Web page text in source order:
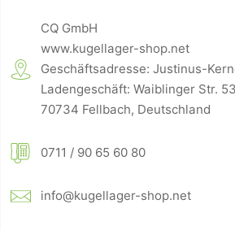
CQ GmbH
www.kugellager-shop.net
Geschäftsadresse: Justinus-
Ladengeschäft: Waiblinger Str. 53
70734 Fellbach, Deutschland
0711 / 90 65 60 80
info@kugellager-shop.net